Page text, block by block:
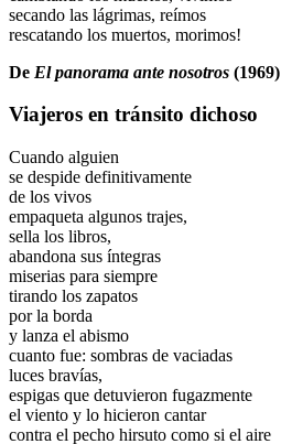
secando las lágrimas, reímos
rescatando los muertos, morimos!
De El panorama ante nosotros (1969)
Viajeros en tránsito dichoso
Cuando alguien
se despide definitivamente
de los vivos
empaqueta algunos trajes,
sella los libros,
abandona sus íntegras
miserias para siempre
tirando los zapatos
por la borda
y lanza el abismo
cuanto fue: sombras de vaciadas
luces bravías,
espigas que detuvieron fugazmente
el viento y lo hicieron cantar
contra el pecho hirsuto como si el aire